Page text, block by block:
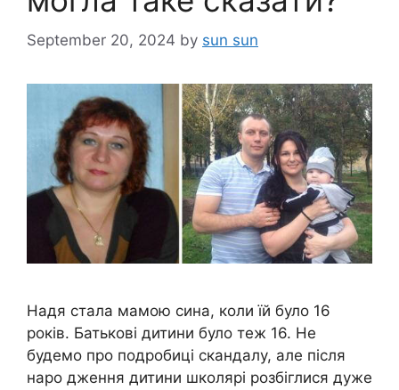
September 20, 2024 by sun sun
Надя стала мамою сина, коли їй було 16
років. Батькові дитини було теж 16. Не
будемо про подробиці скандалу, але після
наро дження дитини школярі розбіглися дуже